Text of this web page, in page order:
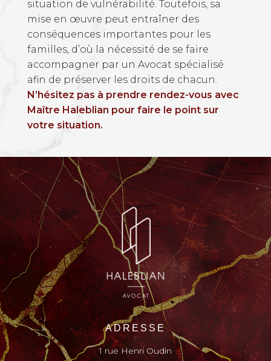
situation de vulnérabilité. Toutefois, sa
mise en œuvre peut entraîner des
conséquences importantes pour les
familles, d’où la nécessité de se faire
accompagner par un Avocat spécialisé
afin de préserver les droits de chacun.
N’hésitez pas à prendre rendez-vous avec
Maître Haleblian pour faire le point sur
votre situation.
ADRESSE
1 rue Henri Oudin